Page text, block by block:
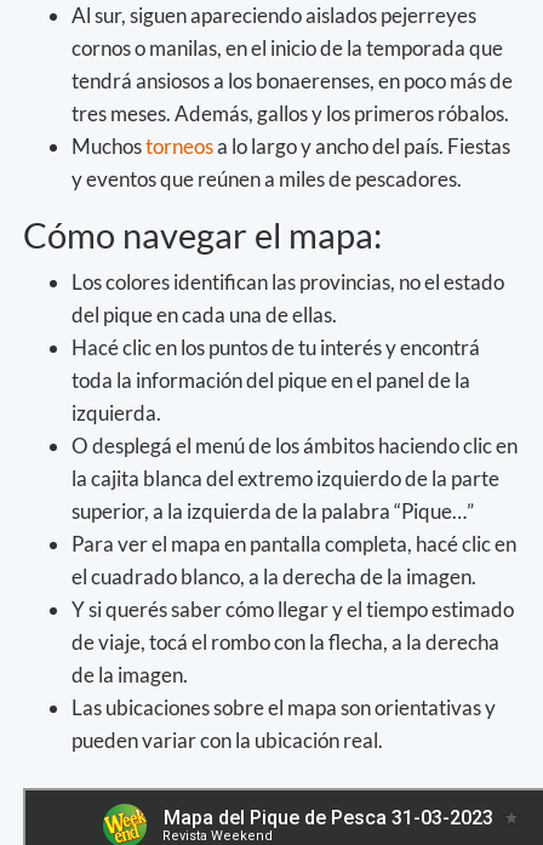
Al sur, siguen apareciendo aislados pejerreyes
cornos o manilas, en el inicio de la temporada que
tendrá ansiosos a los bonaerenses, en poco más de
tres meses. Además, gallos y los primeros róbalos.
Muchostorneosa lo largo y ancho del país. Fiestas
y eventos que reúnen a miles de pescadores.
Cómo navegar el mapa:
Los colores identifican las provincias, no el estado
del pique en cada una de ellas.
Hacé clic en los puntos de tu interés y encontrá
toda la información del pique en el panel de la
izquierda.
O desplegá el menú de los ámbitos haciendo clic en
la cajita blanca del extremo izquierdo de la parte
superior, a la izquierda de la palabra “Pique…”
Para ver el mapa en pantalla completa, hacé clic en
el cuadrado blanco, a la derecha de la imagen.
Y si querés saber cómo llegar y el tiempo estimado
de viaje, tocá el rombo con la flecha, a la derecha
de la imagen.
Las ubicaciones sobre el mapa son orientativas y
pueden variar con la ubicación real.